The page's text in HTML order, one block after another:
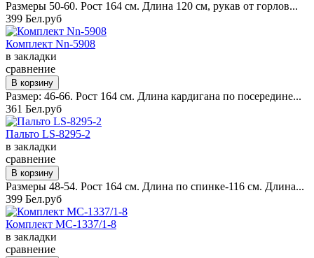
Размеры 50-60. Рост 164 см. Длина 120 см, рукав от горлов...
399 Бел.руб
Комплект Nn-5908
в закладки
сравнение
Размер: 46-66. Рост 164 см. Длина кардигана по посередине...
361 Бел.руб
Пальто LS-8295-2
в закладки
сравнение
Размеры 48-54. Рост 164 см. Длина по спинке-116 см. Длина...
399 Бел.руб
Комплект MC-1337/1-8
в закладки
сравнение